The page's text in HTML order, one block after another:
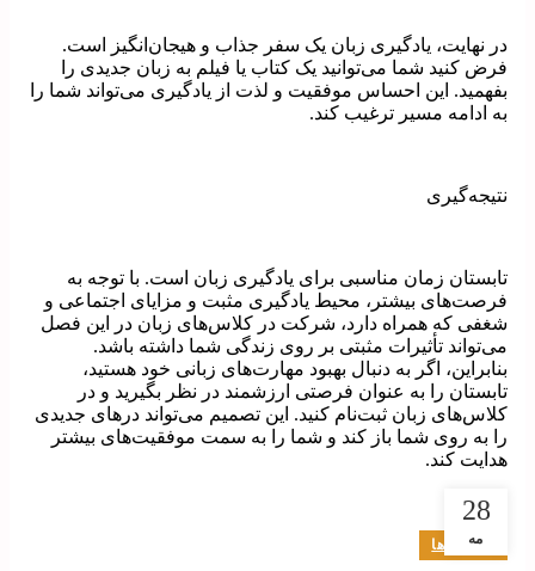
در نهایت، یادگیری زبان یک سفر جذاب و هیجان‌انگیز است.
فرض کنید شما می‌توانید یک کتاب یا فیلم به زبان جدیدی را
بفهمید. این احساس موفقیت و لذت از یادگیری می‌تواند شما را
به ادامه مسیر ترغیب کند.
نتیجه‌گیری
تابستان زمان مناسبی برای یادگیری زبان است. با توجه به
فرصت‌های بیشتر، محیط یادگیری مثبت و مزایای اجتماعی و
شغفی که همراه دارد، شرکت در کلاس‌های زبان در این فصل
می‌تواند تأثیرات مثبتی بر روی زندگی شما داشته باشد.
بنابراین، اگر به دنبال بهبود مهارت‌های زبانی خود هستید،
تابستان را به عنوان فرصتی ارزشمند در نظر بگیرید و در
کلاس‌های زبان ثبت‌نام کنید. این تصمیم می‌تواند درهای جدیدی
را به روی شما باز کند و شما را به سمت موفقیت‌های بیشتر
هدایت کند.
28
مه
کنکوری ها